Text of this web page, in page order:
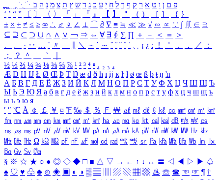
ִֶֹ ֻּ ׁׂ פ ם ן ו ט א ר ק ף ך ל ח י ע כ ג ד ש ץ ת צ מ נ ה ב
‘ ’ “ ” 〔 〕 〈 〉 「 」 『 』 【 】 ＂ （ ） ［ ］ ｛ ｝
± × ÷ ≠ ≤ ≥ ∞ ∴ ♂ ♀ ∠ ⊥ ⌒ ∂ ∇ ≡ ≒ ≪ ≫ √ ∽ ∝ ∵ ∫ ∬ ∈ ∋
⊆ ⊇ ⊂ ⊃ ∪ ∩ ∧ ∨ ￢ ⇒ ⇔ ∀ ∃ ∮ ∑ ∏ ＋ － ＜ ＝
＞
、
。 · ‥ … ¨ 〃 ― ＼ ∼ ´ ～ ˇ ˘ ˝ ˚ ˙ ¸ ¡ ¿ ː ！ ＇ ， ． ／
：
；
？ ＾ ｀
½ ⅓ ⅔ ¼ ¾ ⅛ ⅜ ⅝ ⅞ ¹ ² ³ ⁴ ⁿ ₁ ₂ ₃ ₄
Æ Ð Ħ Ĳ Ł Ø Œ Þ Ŧ Ŋ æ đ ð ħ ı ĳ ĸ ŀ ł ø œ ß þ ŧ ŋ ŉ
А Б В Г Д Е Ё Ж З И Й К Л М Н О П Р С Т У Ф Х Ц Ч Ш Щ Ъ
Ы Ь Э Ю Я а б в г д е ё ж з и й к л м н о п р с т у ф х ц ч ш щ ъ
ы ь э ю я
′ ″ ℃ Å ￠ ￡ ￥ ¤ ℉ ‰ ＄ ％ Ｆ ￦ ㎕ ㎖ ㎗ ℓ ㎘ ㏄ ㎣ ㎤ ㎥ ㎦
㎙ ㎚ ㎛ ㎜ ㎝ ㎞ ㎟ ㎠ ㎡ ㎢ ㏊ ㎍ ㎎ ㎏ ㏏ ㎈ ㎉ ㏈ ㎧ ㎨ ㎰
㎱ ㎲ ㎳ ㎴ ㎵ ㎶ ㎷ ㎸ ㎹ ㎀ ㎁ ㎂ ㎃ ㎄ ㎺ ㎻ ㎽ ㎾ ㎿ ㎐ ㎑
㎒ ㎓ ㎔ Ω ㏀ ㏁ ㎊ ㎋ ㎌ ㏖ ㏅ ㎭ ㎮ ㎯ ㏛ ㎩ ㎪ ㎫ ㎬ ㏝ ㏐
㏓
㏃ ㏉ ㏜ ㏆
§ ※ ☆ ★ ○ ● ◎ ◇ ◆ □ ■ △ ▽ → ← ↑ ↓ ↔ 〓 ◁ ◀ ▷ ▶ ♤
♠ ♡ ♥ ♧ ♣ ⊙ ◈ ▣ ◐ ◑ ▒ ▤ ▨ ▧ ▦ ▩ ♨ ☏ ☎ ☜ ☞ ¶ †